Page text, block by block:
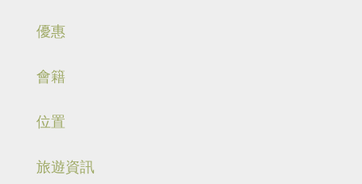
優惠
會籍
位置
旅遊資訊